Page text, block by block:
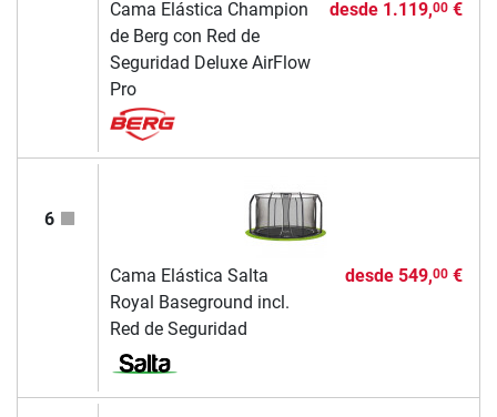
Cama Elástica Champion
de Berg con Red de
Seguridad Deluxe AirFlow
Pro
desde 1.119,00€
6
Cama Elástica Salta
Royal Baseground incl.
Red de Seguridad
desde 549,00€